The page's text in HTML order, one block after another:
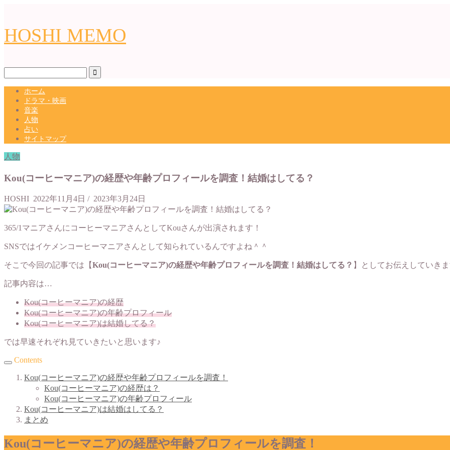
HOSHI MEMO
ホーム
ドラマ・映画
音楽
人物
占い
サイトマップ
人物
Kou(コーヒーマニア)の経歴や年齢プロフィールを調査！結婚はしてる？
HOSHI 2022年11月4日 / 2023年3月24日
365/1マニアさんにコーヒーマニアさんとしてKouさんが出演されます！
SNSではイケメンコーヒーマニアさんとして知られているんですよね＾＾
そこで今回の記事では【Kou(コーヒーマニア)の経歴や年齢プロフィールを調査！結婚はしてる？ 】としてお伝えしていき
記事内容は…
Kou(コーヒーマニア)の経歴
Kou(コーヒーマニア)の年齢プロフィール
Kou(コーヒーマニア)は結婚してる？
では早速それぞれ見ていきたいと思います♪
Contents
Kou(コーヒーマニア)の経歴や年齢プロフィールを調査！
Kou(コーヒーマニア)の経歴は？
Kou(コーヒーマニア)の年齢プロフィール
Kou(コーヒーマニア)は結婚はしてる？
まとめ
Kou(コーヒーマニア)の経歴や年齢プロフィールを調査！